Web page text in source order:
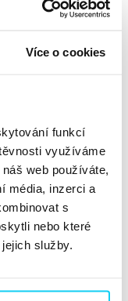
Více o cookies
funkcí
využíváme
web používáte,
média, inzerci a
s
nebo které
služby.
2. 2023
modelů a v
je stále
vám
posunout váš